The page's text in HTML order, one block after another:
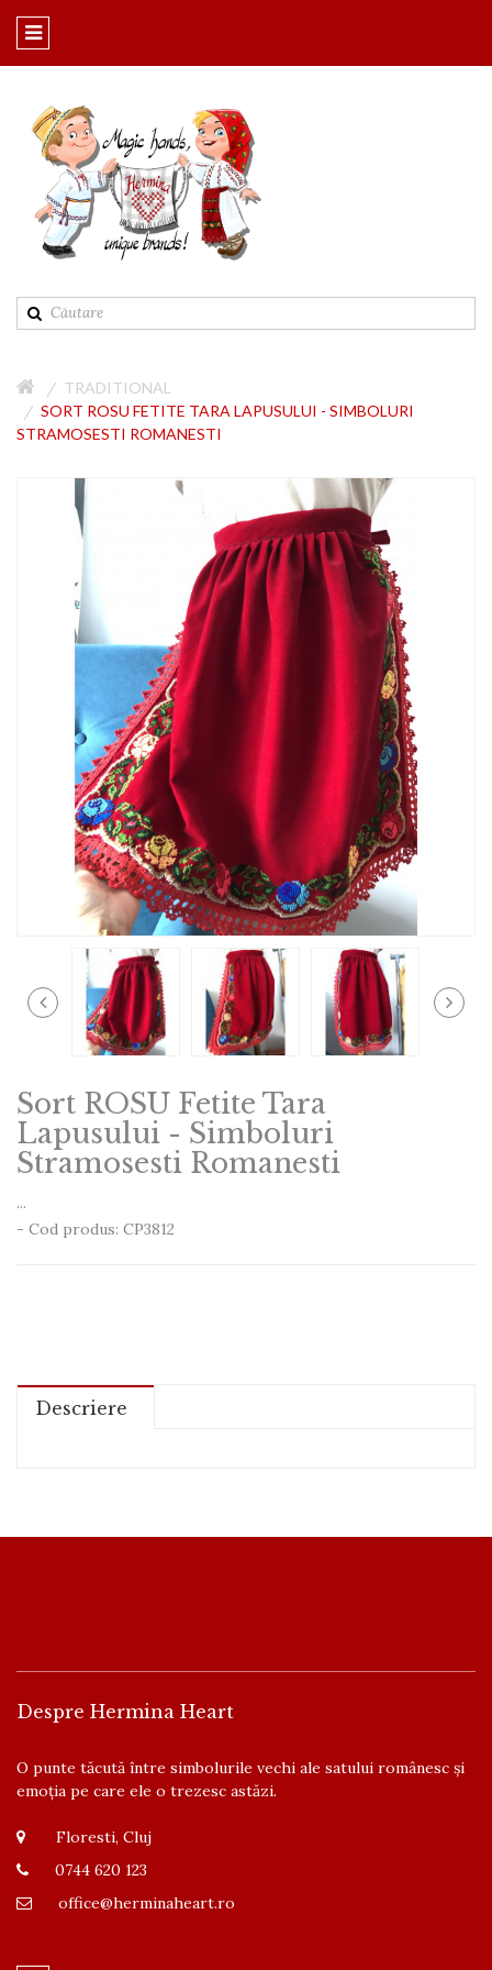
TRADITIONAL
SORT ROSU FETITE TARA LAPUSULUI - SIMBOLURI
STRAMOSESTI ROMANESTI
Sort ROSU Fetite Tara
Lapusului - Simboluri
Stramosesti Romanesti
...
- Cod produs: CP3812
Descriere
Despre Hermina Heart
O punte tăcută între simbolurile vechi ale satului românesc și
emoția pe care ele o trezesc astăzi.
Floresti, Cluj
0744 620 123
office@herminaheart.ro